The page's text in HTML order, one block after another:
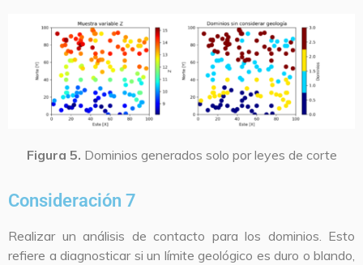
Figura 5. Dominios generados solo por leyes de corte
Consideración 7
Realizar un análisis de contacto para los dominios. Esto
refiere a diagnosticar si un límite geológico es duro o blando,